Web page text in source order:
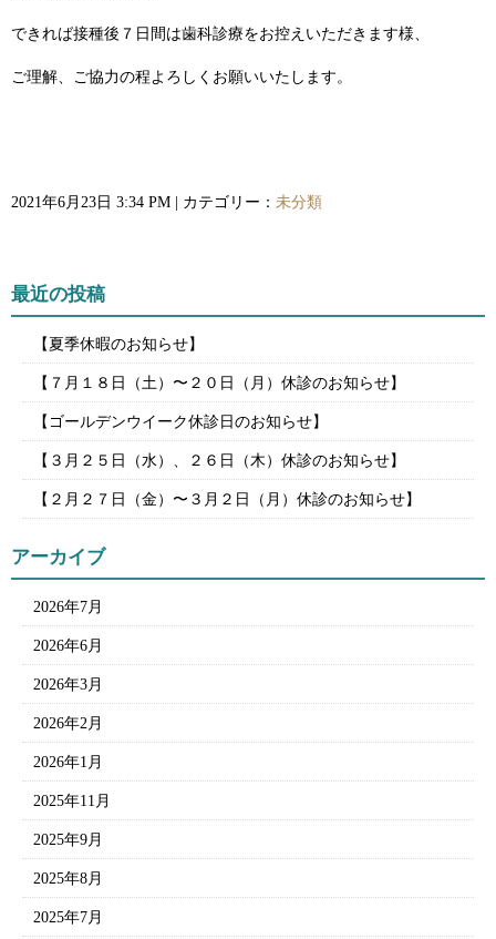
できれば接種後７日間は歯科診療をお控えいただきます様、
ご理解、ご協力の程よろしくお願いいたします。
2021年6月23日 3:34 PM | カテゴリー： 未分類
最近の投稿
【夏季休暇のお知らせ】
【７月１８日（土）〜２０日（月）休診のお知らせ】
【ゴールデンウイーク休診日のお知らせ】
【３月２５日（水）、２６日（木）休診のお知らせ】
【２月２７日（金）〜３月２日（月）休診のお知らせ】
アーカイブ
2026年7月
2026年6月
2026年3月
2026年2月
2026年1月
2025年11月
2025年9月
2025年8月
2025年7月